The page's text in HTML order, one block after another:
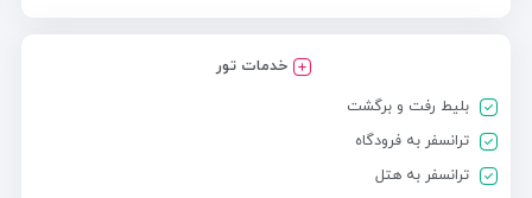
خدمات تور
بلیط رفت و برگشت
ترانسفر به فرودگاه
ترانسفر به هتل